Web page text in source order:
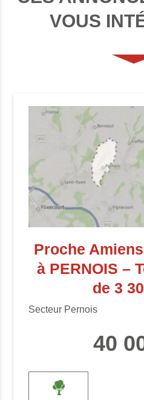
VOUS
Proche
à PERNOIS –
de 3
Secteur Pernois
40